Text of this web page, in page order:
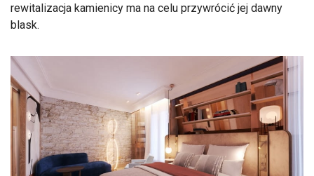
rewitalizacja kamienicy ma na celu przywrócić jej dawny
blask.